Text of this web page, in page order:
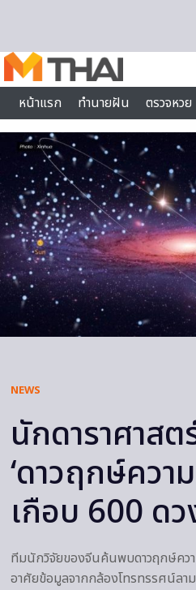
หน้าแรก
ทำนายฝัน ตรวจหวย
ไลฟ์สไตล์
NEWS
นักดาราศาส
‘ดาวฤกษ์ควา
เกือบ 600 ด
ทีมนักวิจัยของจีนค้นพบดาวฤกษ์ควา
อาศัยข้อมูลจากกล้องโทรทรรศน์ลา